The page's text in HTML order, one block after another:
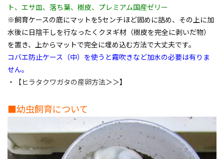
ト、エサ皿、落ち葉、樹皮、プレミアム国産ゼリー
※飼育ケースの底にマットを5センチほど固めに詰め、その上に加
水後に日陰干しを行なったくクヌギ材（樹皮を完全に剥いだ物）
を置き、上からマットで完全に埋め込む方法で大丈夫です。
コバエ防止ケース（中）を使うと霧吹きなど加水の必要は有りま
せん。
・
【ヒラタクワガタの産卵方法＞＞】
■幼虫飼育について